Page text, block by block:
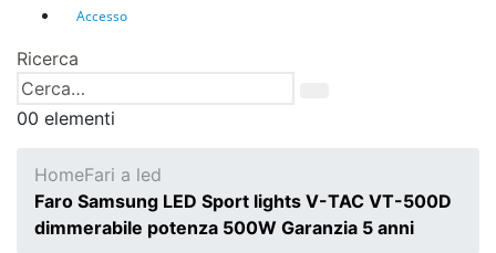
Accesso
Ricerca
00 elementi
HomeFari a led
Faro Samsung LED Sport lights V-TAC VT-500D
dimmerabile potenza 500W Garanzia 5 anni